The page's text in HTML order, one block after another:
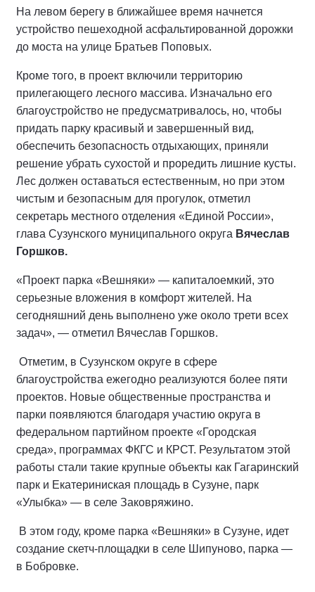
На левом берегу в ближайшее время начнется
устройство пешеходной асфальтированной дорожки
до моста на улице Братьев Поповых.
Кроме того, в проект включили территорию
прилегающего лесного массива. Изначально его
благоустройство не предусматривалось, но, чтобы
придать парку красивый и завершенный вид,
обеспечить безопасность отдыхающих, приняли
решение убрать сухостой и проредить лишние кусты.
Лес должен оставаться естественным, но при этом
чистым и безопасным для прогулок, отметил
секретарь местного отделения «Единой России»,
глава Сузунского муниципального округа Вячеслав
Горшков.
«Проект парка «Вешняки» — капиталоемкий, это
серьезные вложения в комфорт жителей. На
сегодняшний день выполнено уже около трети всех
задач», — отметил Вячеслав Горшков.
Отметим, в Сузунском округе в сфере
благоустройства ежегодно реализуются более пяти
проектов. Новые общественные пространства и
парки появляются благодаря участию округа в
федеральном партийном проекте «Городская
среда», программах ФКГС и КРСТ. Результатом этой
работы стали такие крупные объекты как Гагаринский
парк и Екатериниская площадь в Сузуне, парк
«Улыбка» — в селе Заковряжино.
В этом году, кроме парка «Вешняки» в Сузуне, идет
создание скетч-площадки в селе Шипуново, парка —
в Бобровке.